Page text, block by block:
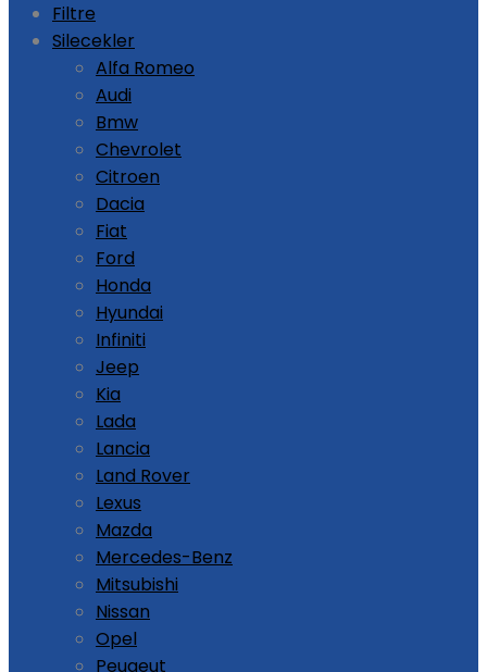
Filtre
Silecekler
Alfa Romeo
Audi
Bmw
Chevrolet
Citroen
Dacia
Fiat
Ford
Honda
Hyundai
Infiniti
Jeep
Kia
Lada
Lancia
Land Rover
Lexus
Mazda
Mercedes-Benz
Mitsubishi
Nissan
Opel
Peugeut